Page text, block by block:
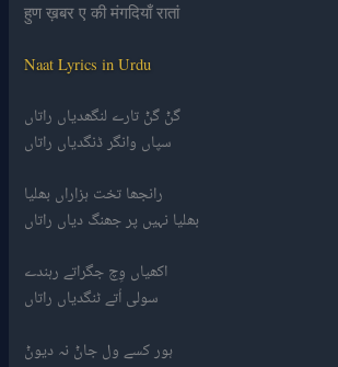
हुण ख़बर ए की मंगदियाँ रातां
Naat Lyrics in Urdu
گݨ گݨ تارے لنگھدیاں راتاں
سپاں وانگر ڈنگدیاں راتاں
رانجھا تخت ہزاراں بھلیا
بھلیا نہیں پر جھنگ دیاں راتاں
اکھیاں وِچ جگراتے رہندے
سولی اُتے ٹنگدیاں راتاں
ہور کسے ول جاݨ نہ دیوݨ